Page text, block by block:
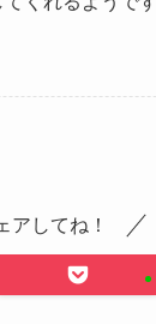
アしてね！